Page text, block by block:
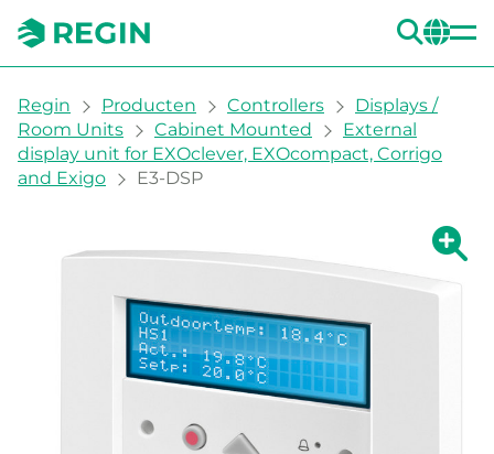
You are here:
Regin Producten Controllers
Displays /
Room Units
Cabinet Mounted
External
display unit for EXOclever, EXOcompact, Corrigo
and Exigo
E3-DSP
Grote